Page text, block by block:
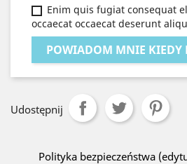
Enim quis fugiat consequat
occaecat occaecat deserunt
POWIADOM MNIE KIEDY
Udostępnij
Polityka bezpieczeństwa